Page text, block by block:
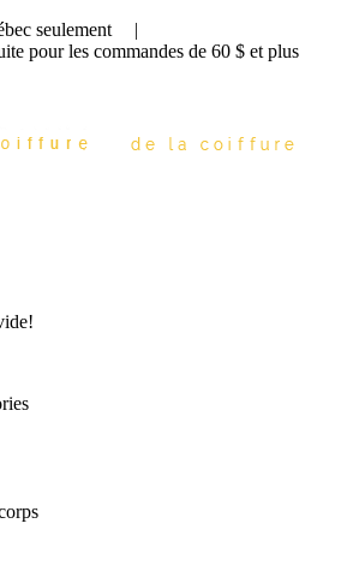
seulement
|
pour les commandes de 60 $ et plus